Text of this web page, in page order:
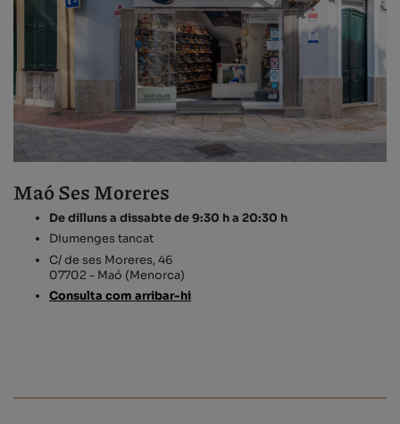
Maó Ses Moreres
De dilluns a dissabte de 9:30 h a 20:30 h
Diumenges tancat
C/ de ses Moreres, 46
07702 - Maó (Menorca)
Consulta com arribar-hi